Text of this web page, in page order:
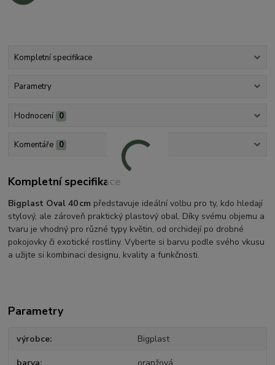
Kompletní specifikace
Parametry
Hodnocení 0
Komentáře 0
Kompletní specifikace
Bigplast Oval 40 cm představuje ideální volbu pro ty, kdo hledají
stylový, ale zároveň praktický plastový obal. Díky svému objemu a
tvaru je vhodný pro různé typy květin, od orchidejí po drobné
pokojovky či exotické rostliny. Vyberte si barvu podle svého vkusu
a užijte si kombinaci designu, kvality a funkčnosti.
Parametry
výrobce Bigplast